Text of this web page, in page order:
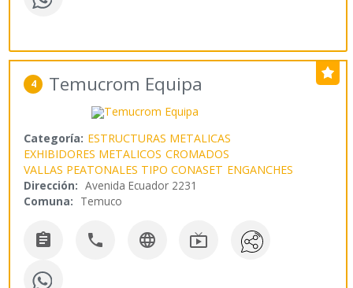
4 Temucrom Equipa
Categoría: ESTRUCTURAS METALICAS
EXHIBIDORES METALICOS CROMADOS
VALLAS PEATONALES TIPO CONASET ENGANCHES
Dirección: Avenida Ecuador 2231
Comuna: Temuco
   